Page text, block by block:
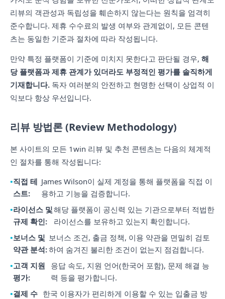
리뷰의 객관성과 독립성을 훼손하지 않는다는 원칙을 엄격히
준수합니다. 제휴 수수료의 발생 여부와 관계없이, 모든 콘텐
츠는 동일한 기준과 절차에 따라 작성됩니다.
만약 특정 플랫폼이 기준에 미치지 못한다고 판단될 경우, 해
당 플랫폼과 제휴 관계가 있더라도 부정적인 평가를 솔직하게
기재합니다. 독자 여러분의 안전하고 현명한 선택이 상업적 이
익보다 항상 우선입니다.
리뷰 방법론 (Review Methodology)
본 사이트의 모든 1win 리뷰 및 추천 콘텐츠는 다음의 체계적
인 절차를 통해 작성됩니다:
직접 테
스트:
James Wilson이 실제 계정을 통해 플랫폼을 직접 이
용하고 기능을 검증합니다.
라이선스 및
규제 확인:
해당 플랫폼이 공신력 있는 기관으로부터 적법한
라이선스를 보유하고 있는지 확인합니다.
보너스 및
약관 분석:
보너스 조건, 출금 정책, 이용 약관을 면밀히 검토
하여 숨겨진 불리한 조건이 없는지 점검합니다.
고객 지원
평가:
응답 속도, 지원 언어(한국어 포함), 문제 해결 능
력 등을 평가합니다.
결제 수 한국 이용자가 편리하게 이용할 수 있는 입출금 방